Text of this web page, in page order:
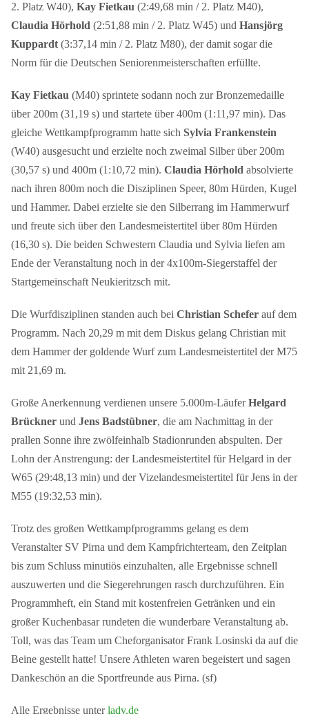
2. Platz W40), Kay Fietkau (2:49,68 min / 2. Platz M40),
Claudia Hörhold (2:51,88 min / 2. Platz W45) und Hansjörg
Kuppardt(3:37,14 min / 2. Platz M80), der damit sogar die
Norm für die Deutschen Seniorenmeisterschaften erfüllte.
Kay Fietkau (M40) sprintete sodann noch zur Bronzemedaille
über 200m (31,19 s) und startete über 400m (1:11,97 min). Das
gleiche Wettkampfprogramm hatte sich Sylvia Frankenstein
(W40) ausgesucht und erzielte noch zweimal Silber über 200m
(30,57 s) und 400m (1:10,72 min). Claudia Hörhold absolvierte
nach ihren 800m noch die Disziplinen Speer, 80m Hürden, Kugel
und Hammer. Dabei erzielte sie den Silberrang im Hammerwurf
und freute sich über den Landesmeistertitel über 80m Hürden
(16,30 s). Die beiden Schwestern Claudia und Sylvia liefen am
Ende der Veranstaltung noch in der 4x100m-Siegerstaffel der
Startgemeinschaft Neukieritzsch mit.
Die Wurfdisziplinen standen auch bei Christian Scheferauf dem
Programm. Nach 20,29 m mit dem Diskus gelang Christian mit
dem Hammer der goldende Wurf zum Landesmeistertitel der M75
mit 21,69 m.
Große Anerkennung verdienen unsere 5.000m-LäuferHelgard
Brücknerund Jens Badstübner, die am Nachmittag in der
prallen Sonne ihre zwölfeinhalb Stadionrunden abspulten. Der
Lohn der Anstrengung: der Landesmeistertitel für Helgard in der
W65 (29:48,13 min) und der Vizelandesmeistertitel für Jens in der
M55 (19:32,53 min).
Trotz des großen Wettkampfprogramms gelang es dem
Veranstalter SV Pirna und dem Kampfrichterteam, den Zeitplan
bis zum Schluss minutiös einzuhalten, alle Ergebnisse schnell
auszuwerten und die Siegerehrungen rasch durchzuführen. Ein
Programmheft, ein Stand mit kostenfreien Getränken und ein
großer Kuchenbasar rundeten die wunderbare Veranstaltung ab.
Toll, was das Team um Cheforganisator Frank Losinski da auf die
Beine gestellt hatte! Unsere Athleten waren begeistert und sagen
Dankeschön an die Sportfreunde aus Pirna. (sf)
Alle Ergebnisse unterladv.de